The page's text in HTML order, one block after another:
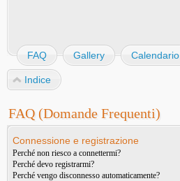
FAQ Gallery Calendario
Indice
FAQ (Domande Frequenti)
Connessione e registrazione
Perché non riesco a connettermi?
Perché devo registrarmi?
Perché vengo disconnesso automaticamente?